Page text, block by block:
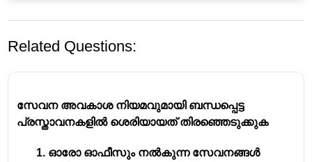
Related Questions:
സേവന അവകാശ നിയമവുമായി ബന്ധപ്പെട്ട
പ്രസ്താവനകളിൽ ശെരിയായത് തിരഞ്ഞെടുക്കുക
ഓരോ ഓഫീസും നൽകുന്ന സേവനങ്ങൾ